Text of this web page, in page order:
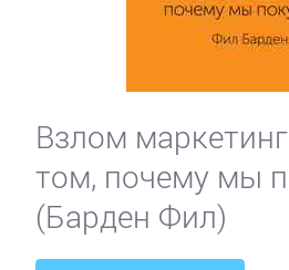
Взлом
том, почему мы
(Барден Фил)